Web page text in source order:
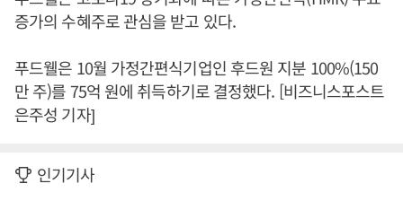
증가의 수혜주로 관심을 받고 있다.
푸드웰은 10월 가정간편식기업인 후드원 지분 100%(150
만 주)를 75억 원에 취득하기로 결정했다. [비즈니스포스트
은주성 기자]
인기기사